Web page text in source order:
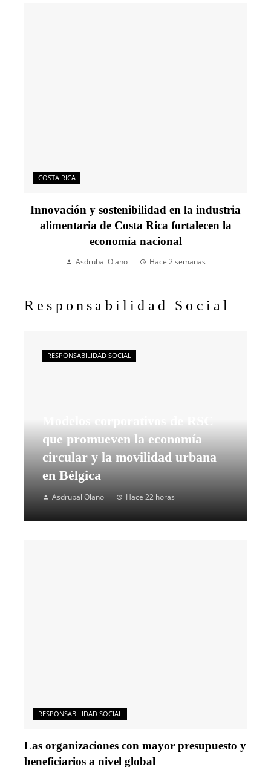
COSTA RICA
Innovación y sostenibilidad en la industria
alimentaria de Costa Rica fortalecen la
economía nacional
Asdrubal Olano Hace 2 semanas
Responsabilidad Social
que promueven la economía
circular y la movilidad urbana
en Bélgica
Asdrubal Olano Hace 22 horas
RESPONSABILIDAD SOCIAL
RESPONSABILIDAD SOCIAL
Las organizaciones con mayor presupuesto y
beneficiarios a nivel global